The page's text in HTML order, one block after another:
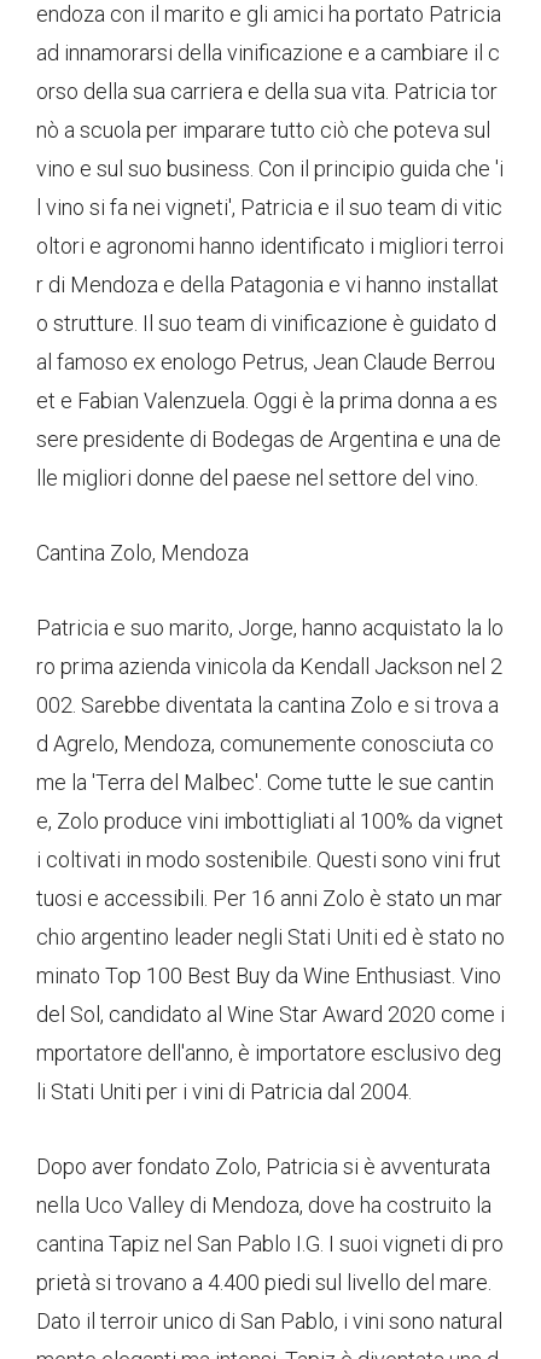
endoza con il marito e gli amici ha portato Patricia
ad innamorarsi della vinificazione e a cambiare il c
orso della sua carriera e della sua vita. Patricia tor
nò a scuola per imparare tutto ciò che poteva sul
vino e sul suo business. Con il principio guida che 'i
l vino si fa nei vigneti', Patricia e il suo team di vitic
oltori e agronomi hanno identificato i migliori terroi
r di Mendoza e della Patagonia e vi hanno installat
o strutture. Il suo team di vinificazione è guidato d
al famoso ex enologo Petrus, Jean Claude Berrou
et e Fabian Valenzuela. Oggi è la prima donna a es
sere presidente di Bodegas de Argentina e una de
lle migliori donne del paese nel settore del vino.
Cantina Zolo, Mendoza
Patricia e suo marito, Jorge, hanno acquistato la lo
ro prima azienda vinicola da Kendall Jackson nel 2
002. Sarebbe diventata la cantina Zolo e si trova a
d Agrelo, Mendoza, comunemente conosciuta co
me la 'Terra del Malbec'. Come tutte le sue cantin
e, Zolo produce vini imbottigliati al 100% da vignet
i coltivati ​​in modo sostenibile. Questi sono vini frut
tuosi e accessibili. Per 16 anni Zolo è stato un mar
chio argentino leader negli Stati Uniti ed è stato no
minato Top 100 Best Buy da Wine Enthusiast. Vino
del Sol, candidato al Wine Star Award 2020 come i
mportatore dell'anno, è importatore esclusivo deg
li Stati Uniti per i vini di Patricia dal 2004.
Dopo aver fondato Zolo, Patricia si è avventurata
nella Uco Valley di Mendoza, dove ha costruito la
cantina Tapiz nel San Pablo I.G. I suoi vigneti di pro
prietà si trovano a 4.400 piedi sul livello del mare.
Dato il terroir unico di San Pablo, i vini sono natural